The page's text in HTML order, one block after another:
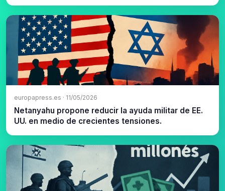
europapress.es · 11/05/2026
Netanyahu propone reducir la ayuda militar de EE.
UU. en medio de crecientes tensiones.